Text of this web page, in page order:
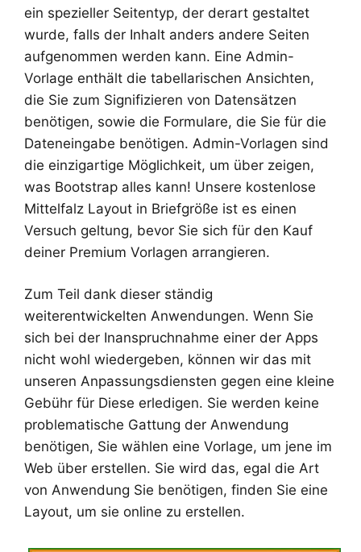
ein spezieller Seitentyp, der derart gestaltet
wurde, falls der Inhalt anders andere Seiten
aufgenommen werden kann. Eine Admin-
Vorlage enthält die tabellarischen Ansichten,
die Sie zum Signifizieren von Datensätzen
benötigen, sowie die Formulare, die Sie für die
Dateneingabe benötigen. Admin-Vorlagen sind
die einzigartige Möglichkeit, um über zeigen,
was Bootstrap alles kann! Unsere kostenlose
Mittelfalz Layout in Briefgröße ist es einen
Versuch geltung, bevor Sie sich für den Kauf
deiner Premium Vorlagen arrangieren.
Zum Teil dank dieser ständig
weiterentwickelten Anwendungen. Wenn Sie
sich bei der Inanspruchnahme einer der Apps
nicht wohl wiedergeben, können wir das mit
unseren Anpassungsdiensten gegen eine kleine
Gebühr für Diese erledigen. Sie werden keine
problematische Gattung der Anwendung
benötigen, Sie wählen eine Vorlage, um jene im
Web über erstellen. Sie wird das, egal die Art
von Anwendung Sie benötigen, finden Sie eine
Layout, um sie online zu erstellen.